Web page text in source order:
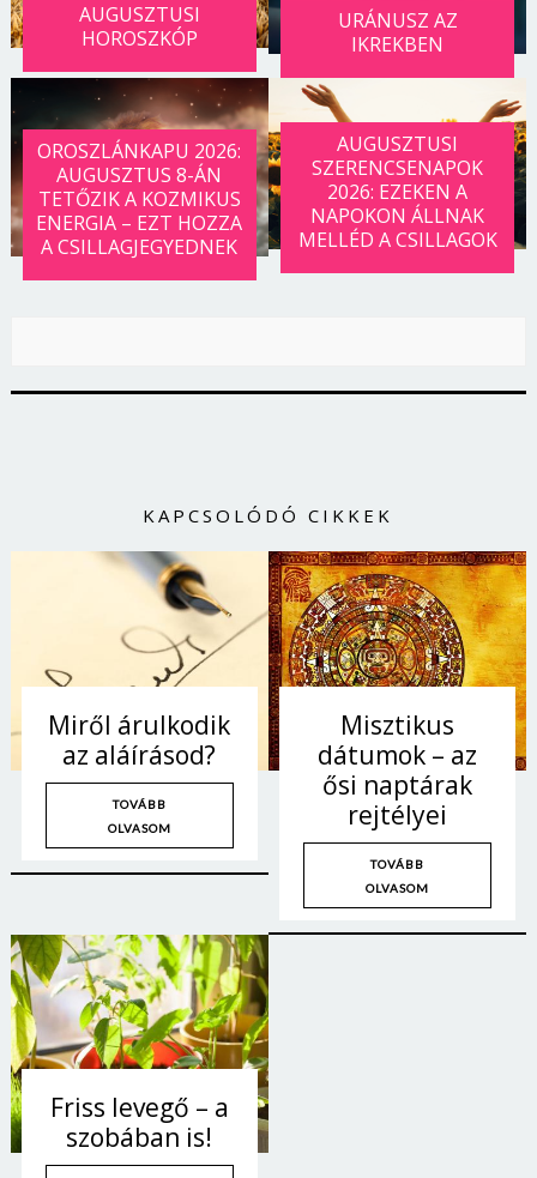
AUGUSZTUSI
HOROSZKÓP
URÁNUSZ AZ
IKREKBEN
OROSZLÁNKAPU 2026:
AUGUSZTUS 8-ÁN
TETŐZIK A KOZMIKUS
ENERGIA – EZT HOZZA
A CSILLAGJEGYEDNEK
AUGUSZTUSI
SZERENCSENAPOK
2026: EZEKEN A
NAPOKON ÁLLNAK
MELLÉD A CSILLAGOK
KAPCSOLÓDÓ CIKKEK
Miről árulkodik
az aláírásod?
TOVÁBB
OLVASOM
Misztikus
dátumok – az
ősi naptárak
rejtélyei
TOVÁBB
OLVASOM
Friss levegő – a
szobában is!